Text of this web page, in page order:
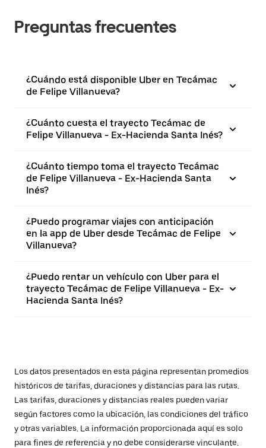
Preguntas frecuentes
¿Cuándo está disponible Uber en Tecámac
de Felipe Villanueva?
¿Cuánto cuesta el trayecto Tecámac de
Felipe Villanueva - Ex-Hacienda Santa Inés?
¿Cuánto tiempo toma el trayecto Tecámac
de Felipe Villanueva - Ex-Hacienda Santa
Inés?
¿Puedo programar viajes con anticipación
en la app de Uber desde Tecámac de Felipe
Villanueva?
¿Puedo rentar un vehículo con Uber para el
trayecto Tecámac de Felipe Villanueva - Ex-
Hacienda Santa Inés?
Los datos presentados en esta página representan promedios
históricos de tarifas, duraciones y distancias para las rutas.
Las tarifas, duraciones y distancias reales pueden variar
según factores como la ubicación, las condiciones del tráfico
y otras variables. La información proporcionada aquí es solo
para fines de referencia y no debe considerarse vinculante.